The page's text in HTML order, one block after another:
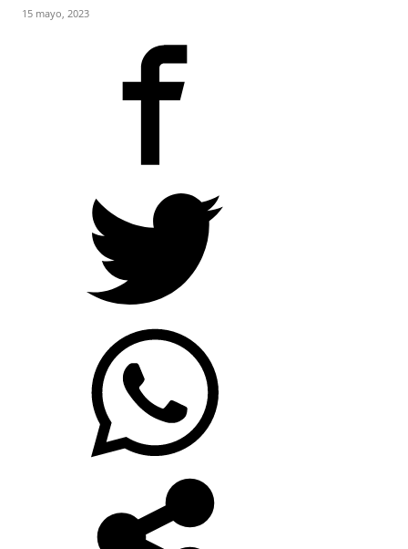
15 mayo, 2023